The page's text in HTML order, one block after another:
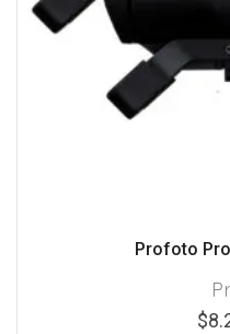
Profoto
$